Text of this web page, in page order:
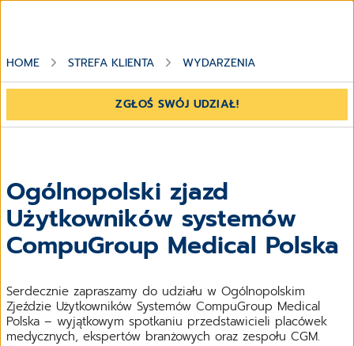
HOME STREFA KLIENTA WYDARZENIA
ZGŁOŚ SWÓJ UDZIAŁ!
Ogólnopolski zjazd
Użytkowników systemów
CompuGroup Medical Polska
Serdecznie zapraszamy do udziału w Ogólnopolskim
Zjeździe Użytkowników Systemów CompuGroup Medical
Polska – wyjątkowym spotkaniu przedstawicieli placówek
medycznych, ekspertów branżowych oraz zespołu CGM.